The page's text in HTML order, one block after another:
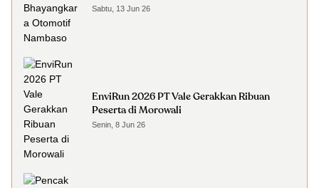
Sabtu, 13 Jun 26
EnviRun 2026 PT Vale Gerakkan Ribuan
Peserta di Morowali
Senin, 8 Jun 26